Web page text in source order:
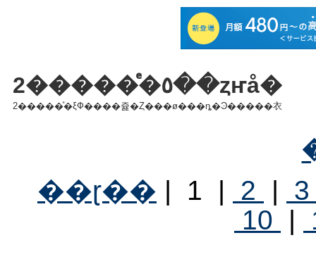
2�����ͤ�٥��ȥҥå�
2�����ͤ�ξФ����쥹�Ȥ���ø���ȵ�Ͽ�����衣
��ɽ�� | 1 | 2 |
10
|